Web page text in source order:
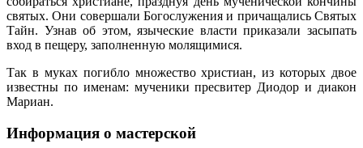
святых. Они совершали Богослужения и причащались Святых
Тайн. Узнав об этом, языческие власти приказали засыпать
вход в пещеру, заполненную молящимися.
Так в муках погибло множество христиан, из которых двое
известны по именам: мученики пресвитер Диодор и диакон
Мариан.
Информация о мастерской